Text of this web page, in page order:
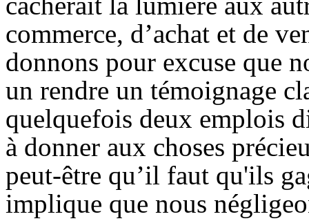
commerce, d’achat et de
donnons pour excuse que
un rendre un témoignage
quelquefois deux emplois
à donner aux choses
peut-être qu’il faut qu'ils
implique que nous